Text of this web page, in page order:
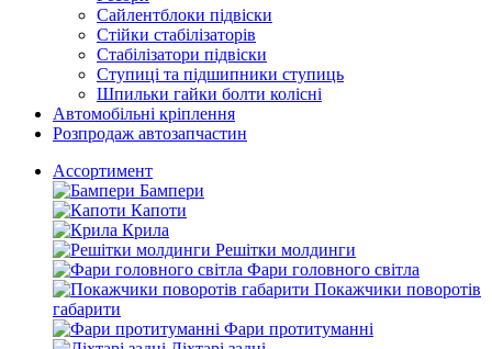
Сайлентблоки підвіски
Стійки стабілізаторів
Стабілізатори підвіски
Ступиці та підшипники ступиць
Шпильки гайки болти колісні
Автомобільні кріплення
Розпродаж автозапчастин
Ассортимент
Бампери
Капоти
Крила
Решітки молдинги
Фари головного світла
Покажчики поворотів
габарити
Фари протитуманні